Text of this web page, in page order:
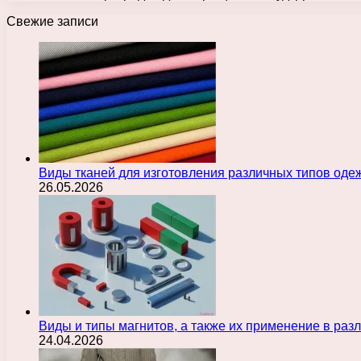
Свежие записи
Виды тканей для изготовления различных типов
26.05.2026
Виды и типы магнитов, а также их применение в
24.04.2026